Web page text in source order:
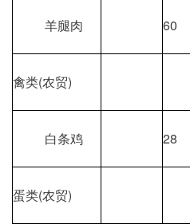
羊腿肉 60
禽类(农贸)
白条鸡 28
蛋类(农贸)